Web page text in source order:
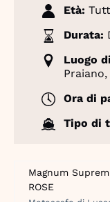
Età:
Durata:
Luogo
Ora di
Tipo di
Magnum
ROSE